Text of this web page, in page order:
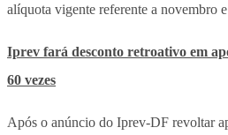
alíquota vigente referente a novembro
Iprev fará desconto retroativo em
60 vezes
Após o anúncio do Iprev-DF revoltar